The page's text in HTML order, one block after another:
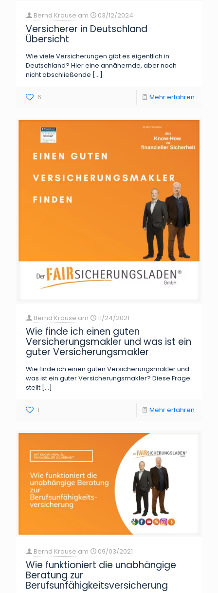
Bernd Krause am 03/12/2024
Versicherer in Deutschland
Übersicht
Wie viele Versicherungen gibt es eigentlich in
Deutschland? Hier eine annähernde, aber noch
nicht abschließende […]
6 Mehr erfahren
Bernd Krause am 11/24/2021
Wie finde ich einen guten
Versicherungsmakler und was ist ein
guter Versicherungsmakler
Wie finde ich einen guten Versicherungsmakler und
was ist ein guter Versicherungsmakler? Diese Frage
stellt […]
1 Mehr erfahren
Bernd Krause am 09/03/2021
Wie funktioniert die unabhängige
Beratung zur
Berufsunfähigkeitsversicherung